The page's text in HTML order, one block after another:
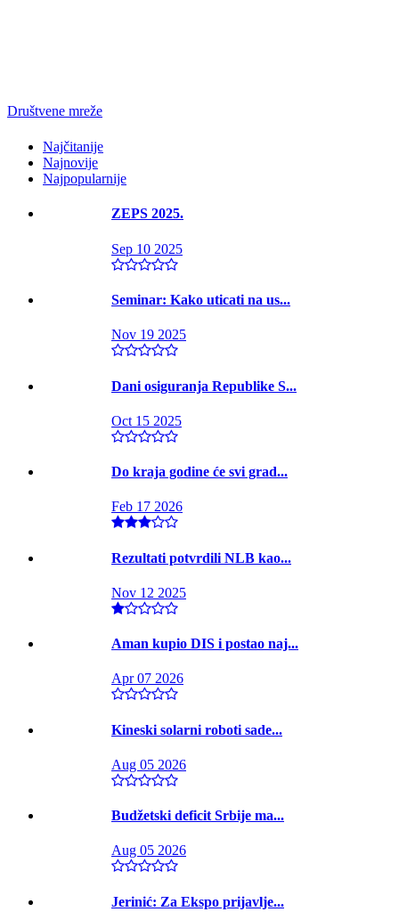
Društvene mreže
Najčitanije
Najnovije
Najpopularnije
ZEPS 2025.
Sep 10 2025
Seminar: Kako uticati na us...
Nov 19 2025
Dani osiguranja Republike S...
Oct 15 2025
Do kraja godine će svi grad...
Feb 17 2026
Rezultati potvrdili NLB kao...
Nov 12 2025
Aman kupio DIS i postao naj...
Apr 07 2026
Kineski solarni roboti sade...
Aug 05 2026
Budžetski deficit Srbije ma...
Aug 05 2026
Jerinić: Za Ekspo prijavlje...